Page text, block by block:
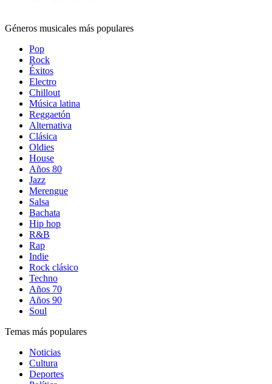
Géneros musicales más populares
Pop
Rock
Éxitos
Electro
Chillout
Música latina
Reggaetón
Alternativa
Clásica
Oldies
House
Años 80
Jazz
Merengue
Salsa
Bachata
Hip hop
R&B
Rap
Indie
Rock clásico
Techno
Años 70
Años 90
Soul
Temas más populares
Noticias
Cultura
Deportes